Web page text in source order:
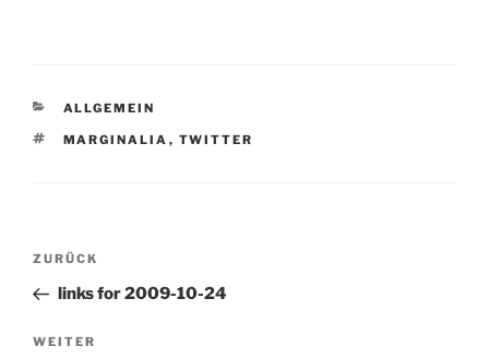
@Stefan63atIBM: "Die
Industrialisierung .. war
KATEGORIEN
ALLGEMEIN
SCHLAGWÖRTER
MARGINALIA , TWITTER
Beitragsnavigation
Vorheriger
Beitrag
ZURÜCK
links for 2009-10-24
Nächster
WEITER